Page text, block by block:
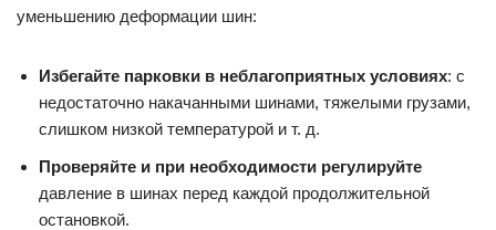
уменьшению деформации шин:
Избегайте парковки в неблагоприятных условиях: с
недостаточно накачанными шинами, тяжелыми грузами,
слишком низкой температурой и т. д.
Проверяйте и при необходимости регулируйте
давление в шинах перед каждой продолжительной
остановкой.